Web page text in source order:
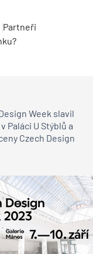
Partneři
Week slavil
Paláci U Stýblů a
Czech Design